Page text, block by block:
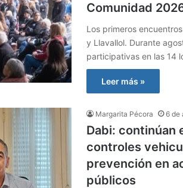
Comunidad
Los primeros
y Llavallol. Durante
participativas en las 14
Leer más »
Margarita Pécora 6 de
Dabi: continúan
controles
prevención en
públicos